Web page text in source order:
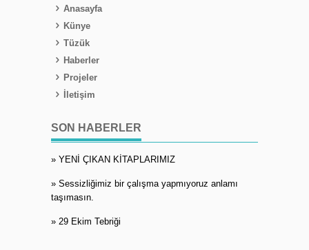
Anasayfa
Künye
Tüzük
Haberler
Projeler
İletişim
SON HABERLER
» YENİ ÇIKAN KİTAPLARIMIZ
» Sessizliğimiz bir çalışma yapmıyoruz anlamı
taşımasın.
» 29 Ekim Tebriği